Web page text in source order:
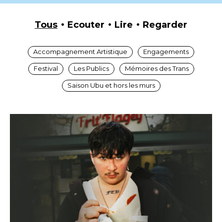
Tous Ecouter Lire Regarder
Accompagnement Artistique Engagements
Festival Les Publics Mémoires des Trans
Saison Ubu et hors les murs